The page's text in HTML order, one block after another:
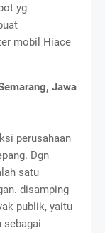
yg
mobil Hiace
Jawa
perusahaan
Dgn
satu
disamping
publik, yaitu
sebagai